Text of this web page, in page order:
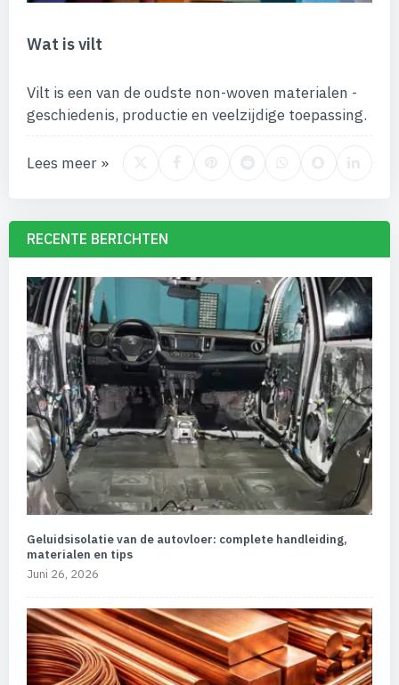
Wat is vilt
Vilt is een van de oudste non-woven materialen -
geschiedenis, productie en veelzijdige toepassing.
Lees meer »
RECENTE BERICHTEN
Geluidsisolatie van de autovloer: complete handleiding,
materialen en tips
Juni 26, 2026